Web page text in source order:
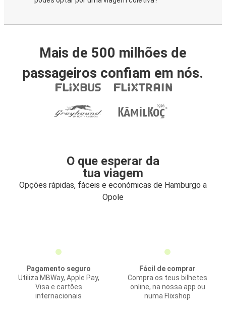
Mais de 500 milhões de
passageiros confiam em nós.
O que esperar da
tua viagem
Opções rápidas, fáceis e económicas de Hamburgo a
Opole
Pagamento seguro
Utiliza MBWay, Apple Pay,
Visa e cartões
internacionais
Fácil de comprar
Compra os teus bilhetes
online, na nossa app ou
numa Flixshop